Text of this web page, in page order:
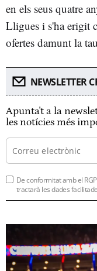
en els seus quatre
Lligues i s'ha erigit
ofertes damunt la
NEWSLETTER
Apunta't a la
les notícies més
De conformitat amb el
tractarà les dades